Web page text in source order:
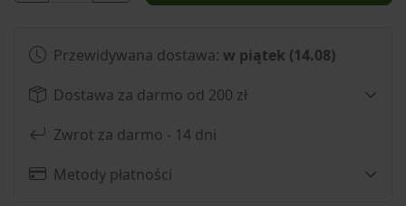
Przewidywana dostawa: w piątek (14.08)
Dostawa za darmo od 200 zł
Zwrot za darmo - 14 dni
Metody płatności